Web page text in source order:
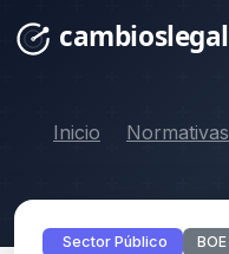
Inicio Normativas
Sector Público BOE